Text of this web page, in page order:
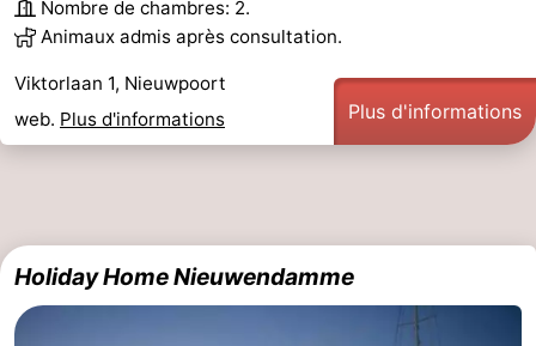
Nombre de chambres: 2.
Animaux admis après consultation.
Viktorlaan 1, Nieuwpoort
web. Plus d'informations Plus d'informations
Holiday Home Nieuwendamme